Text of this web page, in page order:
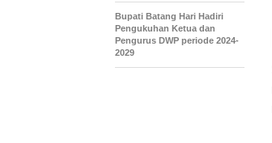
Bupati Batang Hari Hadiri
Pengukuhan Ketua dan
Pengurus DWP periode 2024-
2029